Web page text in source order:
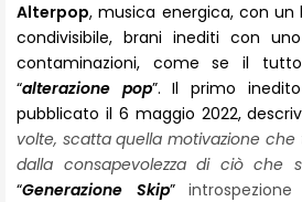
Alterpop, musica energica, con un
condivisibile, brani inediti con
contaminazioni, come se il
“alterazione pop”. Il primo
pubblicato il 6 maggio 2022,
volte, scatta quella motivazione
dalla consapevolezza di ciò che
“Generazione Skip”introspezione